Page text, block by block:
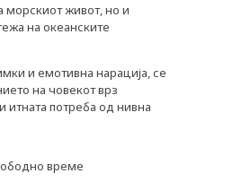
морскиот живот, но и
на океанските
и емотивна нарација, се
на човекот врз
итната потреба од нивна
време